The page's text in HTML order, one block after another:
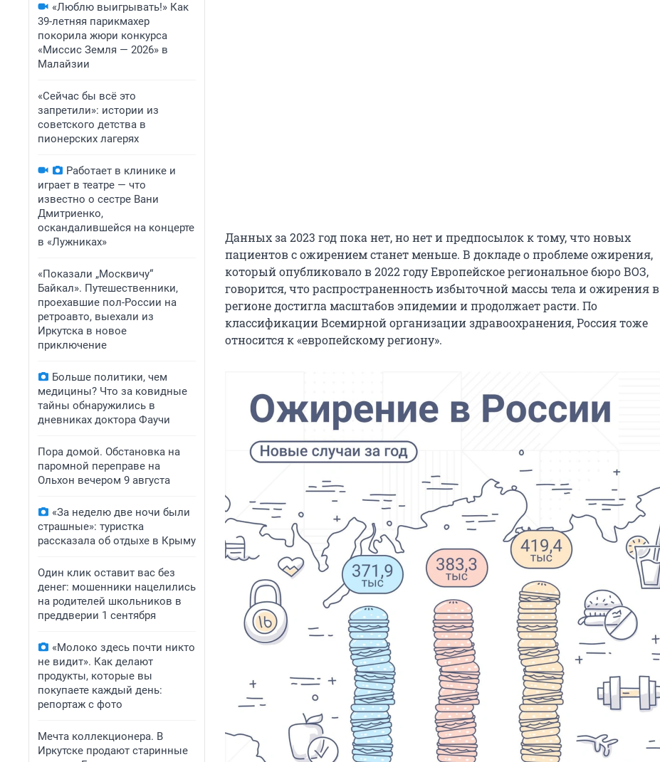
«Люблю выигрывать!» Как
39-летняя парикмахер
покорила жюри конкурса
«Миссис Земля — 2026» в
Малайзии
«Сейчас бы всё это
запретили»: истории из
советского детства в
пионерских лагерях
Работает в клинике и
играет в театре — что
известно о сестре Вани
Дмитриенко,
оскандалившейся на концерте
в «Лужниках»
«Показали „Москвичу“
Байкал». Путешественники,
проехавшие пол-России на
ретроавто, выехали из
Иркутска в новое
приключение
Больше политики, чем
медицины? Что за ковидные
тайны обнаружились в
дневниках доктора Фаучи
Пора домой. Обстановка на
паромной переправе на
Ольхон вечером 9 августа
«За неделю две ночи были
страшные»: туристка
рассказала об отдыхе в Крыму
Один клик оставит вас без
денег: мошенники нацелились
на родителей школьников в
преддверии 1 сентября
«Молоко здесь почти никто
не видит». Как делают
продукты, которые вы
покупаете каждый день:
репортаж с фото
Мечта коллекционера. В
Иркутске продают старинные
Данных за 2023 год пока нет, но нет и предпосылок к тому, что новых
пациентов с ожирением станет меньше. В докладе о проблеме ожирения,
который опубликовало в 2022 году Европейское региональное бюро ВОЗ,
говорится, что распространенность избыточной массы тела и ожирения в
регионе достигла масштабов эпидемии и продолжает расти. По
классификации Всемирной организации здравоохранения, Россия тоже
относится к «европейскому региону».